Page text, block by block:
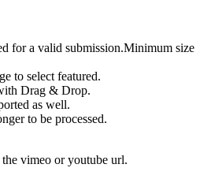
for a valid submission.Minimum size
to select featured.
Drag & Drop.
as well.
to be processed.
vimeo or youtube url.